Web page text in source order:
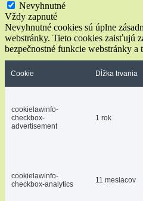
Nevyhnutné
Vždy zapnuté
Nevyhnutné cookies sú úplne
webstránky. Tieto cookies zaisťujú
bezpečnostné funkcie webstránky a
Cookie Dĺžka trvania
cookielawinfo-
checkbox-
advertisement
1 rok
cookielawinfo-
checkbox-analytics
11 mesiacov